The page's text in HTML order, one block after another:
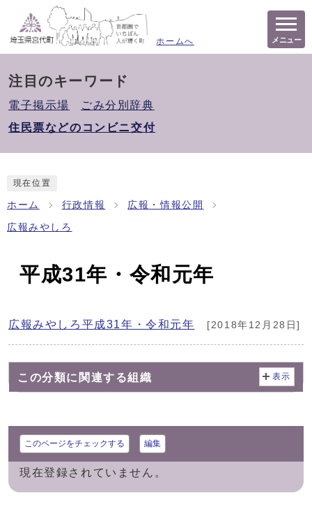
ホームへ メニュー
注目のキーワード
電子掲示場
ごみ分別辞典
住民票などのコンビニ交付
現在位置
ホーム 行政情報 広報・情報公開
広報みやしろ
平成31年・令和元年
広報みやしろ平成31年・令和元年 [2018年12月28日]
この分類に関連する組織 表示
このページをチェックする 編集
現在登録されていません。